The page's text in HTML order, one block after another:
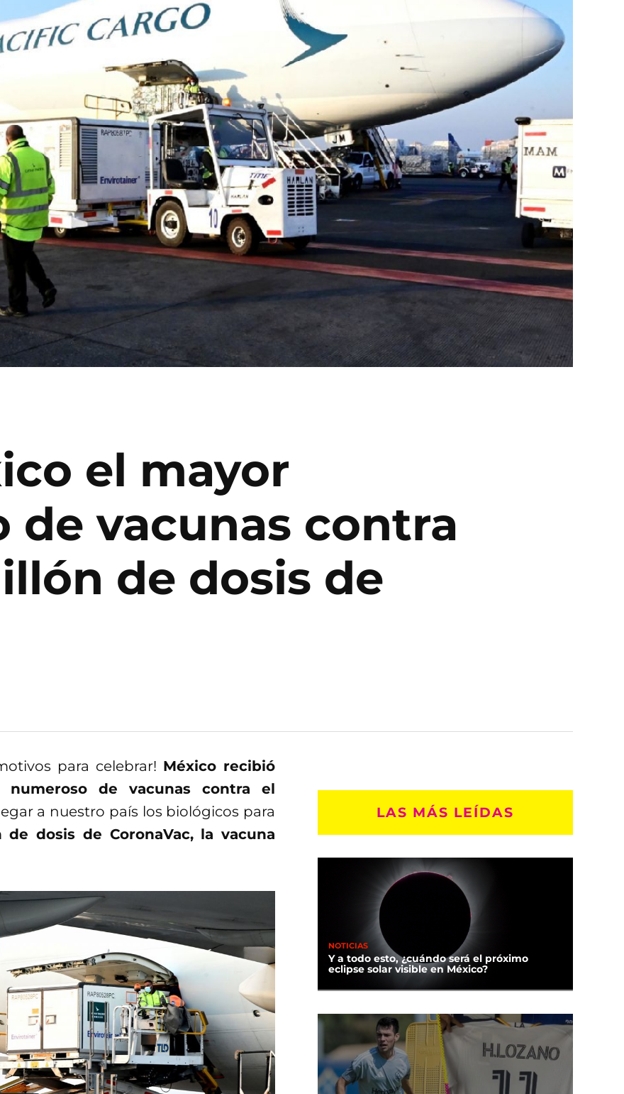
el mayor
de vacunas contra
de dosis de
para celebrar! México recibió
de vacunas contra el
a nuestro país los biológicos para
dosis de CoronaVac, la vacuna
LAS MÁS LEÍDAS
NOTICIAS
Y a todo esto, ¿cuándo será el próximo
eclipse solar visible en México?